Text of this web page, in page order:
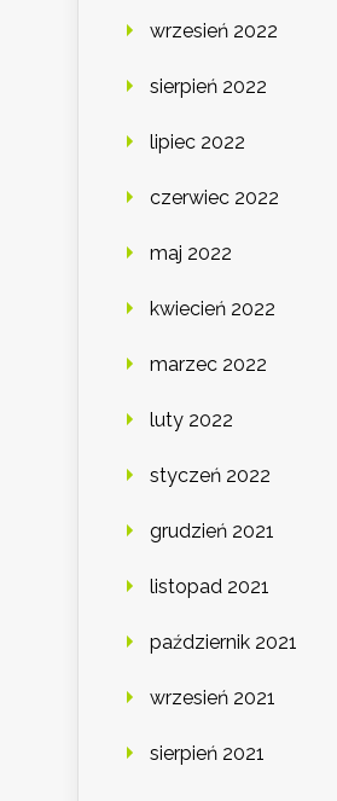
wrzesień 2022
sierpień 2022
lipiec 2022
czerwiec 2022
maj 2022
kwiecień 2022
marzec 2022
luty 2022
styczeń 2022
grudzień 2021
listopad 2021
październik 2021
wrzesień 2021
sierpień 2021